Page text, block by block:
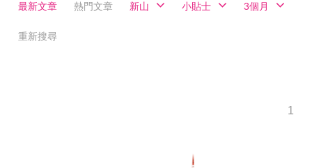
最新文章 熱門文章 新山 小貼士 3個月
重新搜尋
1